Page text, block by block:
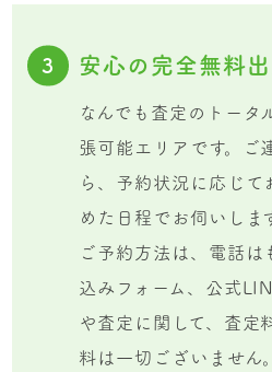
3 安心の完全無料
なんでも査定のトータ
張可能エリアです。ご
ら、予約状況に応じて
めた日程でお伺いしま
ご予約方法は、電話は
込みフォーム、公式
や査定に関して、査定
料は一切ございません。